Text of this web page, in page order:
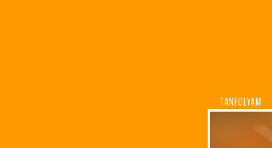
TANFOLYAM